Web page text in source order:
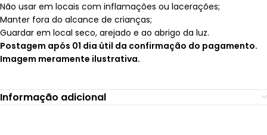
Não usar em locais com inflamações ou lacerações;
Manter fora do alcance de crianças;
Guardar em local seco, arejado e ao abrigo da luz.
Postagem após 01 dia útil da confirmação do pagamento.
Imagem meramente ilustrativa.
Informação adicional